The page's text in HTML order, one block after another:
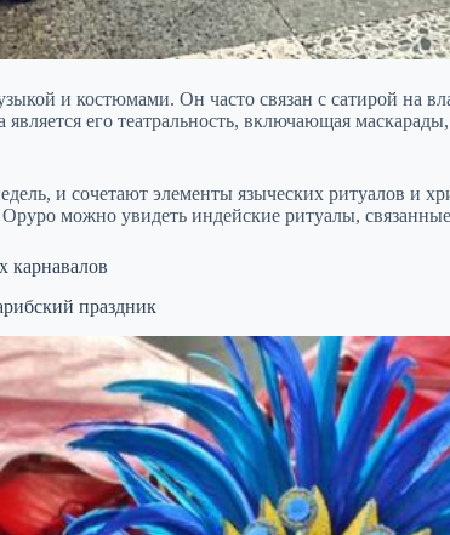
и костюмами. Он часто связан с сатирой на
его театральность, включающая
и сочетают элементы языческих ритуалов и
можно увидеть индейские ритуалы,
карнавалов
праздник